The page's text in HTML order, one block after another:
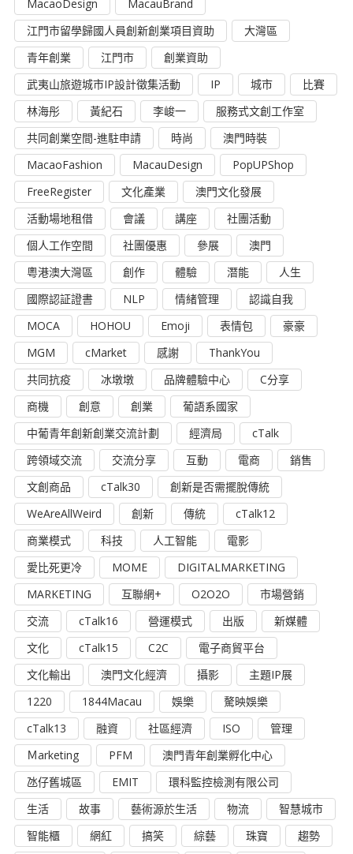
MacaoDesign
MacauBrand
江門市留學歸國人員創新創業項目資助
大灣區
青年創業
江門市
創業資助
武夷山旅遊城市IP設計徵集活動
IP 城市
比賽
林海彤
黃紀石 李峻一
服務式文創工作室
共同創業空間-進駐申請
時尚
澳門時裝
MacaoFashion
MacauDesign
PopUPShop
FreeRegister
文化產業
澳門文化發展
活動場地租借
會議 講座
社團活動
個人工作空間
社團優惠 參展
澳門
粵港澳大灣區
創作 體驗 潛能
人生
國際認証證書
NLP 情緒管理
認識自我
MOCA
HOHOU Emoji 表情包
豪豪
MGM
cMarket 感謝
ThankYou
共同抗疫
冰墩墩 品牌體驗中心
C分享
商機
創意 創業
葡語系國家
中葡青年創新創業交流計劃
經濟局
cTalk
跨領域交流
交流分享 互動 電商
銷售
文創商品
cTalk30
創新是否需擺脫傳統
WeAreAllWeird
創新 傳統
cTalk12
商業模式
科技 人工智能
電影
愛比死更冷
MOME
DIGITALMARKETING
MARKETING
互聯網+ O2O2O
市場營銷
交流
cTalk16 營運模式 出版
新媒體
文化
cTalk15 C2C
電子商貿平台
文化輸出
澳門文化經濟 攝影
主題IP展
1220
1844Macau 娛樂
驁映娛樂
cTalk13
融資 社區經濟 ISO
管理
Ｍarketing
PFM
澳門青年創業孵化中心
氹仔舊城區
EMIT
環科監控檢測有限公司
生活
故事 藝術源於生活 物流
智慧城市
智能櫃
網紅 搞笑 綜藝 珠寶
趨勢